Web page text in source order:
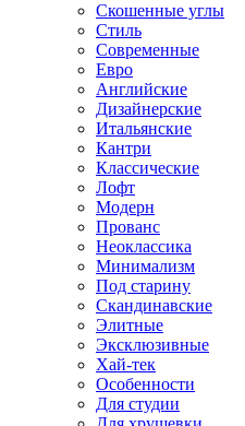
Скошенные углы
Стиль
Современные
Евро
Английские
Дизайнерские
Итальянские
Кантри
Классические
Лофт
Модерн
Прованс
Неоклассика
Минимализм
Под старину
Скандинавские
Элитные
Эксклюзивные
Хай-тек
Особенности
Для студии